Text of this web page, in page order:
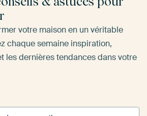
votre maison en un véritable
chaque semaine inspiration,
les dernières tendances dans votre